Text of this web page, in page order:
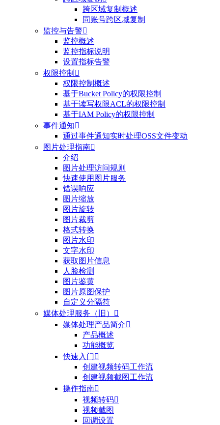
跨区域复制概述
同账号跨区域复制
监控与告警
监控概述
监控指标说明
设置指标告警
权限控制 
权限控制概述
基于Bucket Policy的权限控制
基于读写权限ACL的权限控制
基于IAM Policy的权限控制
事件通知
通过事件通知实时处理OSS文件变动
图片处理指南
介绍
图片处理访问规则
快速使用图片服务
错误响应
图片缩放
图片旋转
图片裁剪
格式转换
图片水印
文字水印
获取图片信息
人脸检测
图片鉴黄
图片原图保护
自定义分隔符
媒体处理服务（旧）

媒体处理产品简介
产品概述
功能概览
快速入门 
创建视频转码工作流
创建视频截图工作流
操作指南
视频转码
视频截图
回调设置